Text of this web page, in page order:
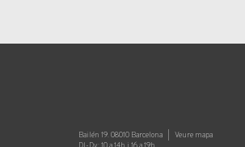
Bailén 19. 08010 Barcelona |
Veure mapa